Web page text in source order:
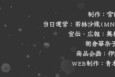
制作：宮
当日運営：若林沙織
宣伝・広報：
朝倉華奈
商品企画：
WEB制作：